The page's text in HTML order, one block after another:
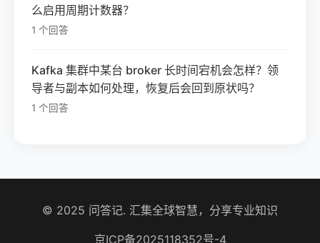
么启用周期计数器？
1 个回答
Kafka 集群中某台 broker 长时间宕机会怎样？领
导者与副本如何处理，恢复后会回到原状吗？
1 个回答
© 2025 问答记. 汇集全球智慧，分享专业知识
京ICP备2025118352号-4